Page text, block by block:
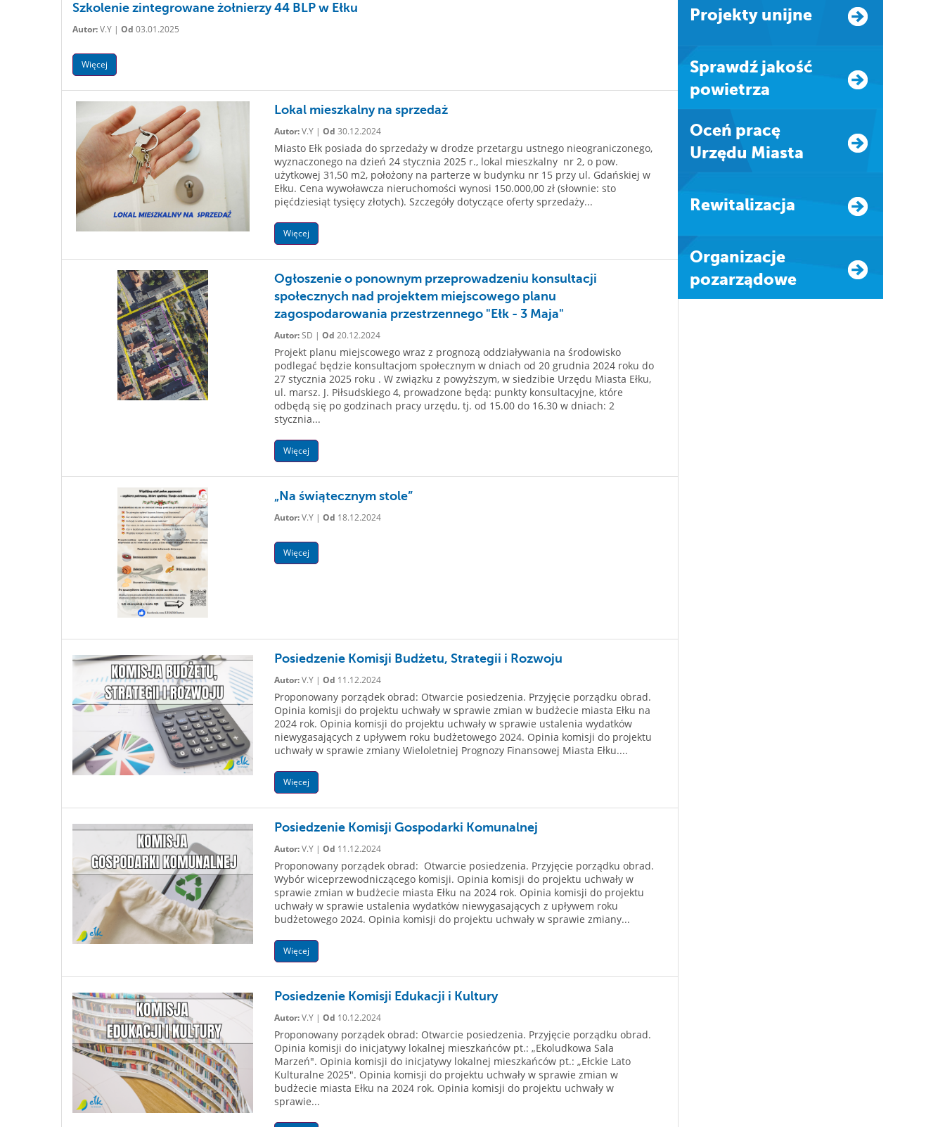
Szkolenie zintegrowane żołnierzy 44 BLP w Ełku
Autor:V.Y | Od 03.01.2025
Więcej
Lokal mieszkalny na sprzedaż
Autor:V.Y | Od 30.12.2024
Miasto Ełk posiada do sprzedaży w drodze przetargu ustnego nieograniczonego,
wyznaczonego na dzień 24 stycznia 2025 r., lokal mieszkalny nr 2, o pow.
użytkowej 31,50 m2, położony na parterze w budynku nr 15 przy ul. Gdańskiej w
Ełku. Cena wywoławcza nieruchomości wynosi 150.000,00 zł (słownie: sto
pięćdziesiąt tysięcy złotych). Szczegóły dotyczące oferty sprzedaży...
Więcej
Ogłoszenie o ponownym przeprowadzeniu konsultacji
społecznych nad projektem miejscowego planu
zagospodarowania przestrzennego "Ełk - 3 Maja"
Autor:SD | Od 20.12.2024
Projekt planu miejscowego wraz z prognozą oddziaływania na środowisko
podlegać będzie konsultacjom społecznym w dniach od 20 grudnia 2024 roku do
27 stycznia 2025 roku . W związku z powyższym, w siedzibie Urzędu Miasta Ełku,
ul. marsz. J. Piłsudskiego 4, prowadzone będą: punkty konsultacyjne, które
odbędą się po godzinach pracy urzędu, tj. od 15.00 do 16.30 w dniach: 2
stycznia...
Więcej
„Na świątecznym stole”
Autor:V.Y | Od 18.12.2024
Więcej
Posiedzenie Komisji Budżetu, Strategii i Rozwoju
Autor:V.Y | Od 11.12.2024
Proponowany porządek obrad: Otwarcie posiedzenia. Przyjęcie porządku obrad.
Opinia komisji do projektu uchwały w sprawie zmian w budżecie miasta Ełku na
2024 rok. Opinia komisji do projektu uchwały w sprawie ustalenia wydatków
niewygasających z upływem roku budżetowego 2024. Opinia komisji do projektu
uchwały w sprawie zmiany Wieloletniej Prognozy Finansowej Miasta Ełku....
Więcej
Posiedzenie Komisji Gospodarki Komunalnej
Autor:V.Y | Od 11.12.2024
Proponowany porządek obrad: Otwarcie posiedzenia. Przyjęcie porządku obrad.
Wybór wiceprzewodniczącego komisji. Opinia komisji do projektu uchwały w
sprawie zmian w budżecie miasta Ełku na 2024 rok. Opinia komisji do projektu
uchwały w sprawie ustalenia wydatków niewygasających z upływem roku
budżetowego 2024. Opinia komisji do projektu uchwały w sprawie zmiany...
Więcej
Posiedzenie Komisji Edukacji i Kultury
Autor:V.Y | Od 10.12.2024
Proponowany porządek obrad: Otwarcie posiedzenia. Przyjęcie porządku obrad.
Opinia komisji do inicjatywy lokalnej mieszkańców pt.: „Ekoludkowa Sala
Marzeń". Opinia komisji do inicjatywy lokalnej mieszkańców pt.: „Ełckie Lato
Kulturalne 2025". Opinia komisji do projektu uchwały w sprawie zmian w
budżecie miasta Ełku na 2024 rok. Opinia komisji do projektu uchwały w
sprawie...
Projekty unijne
Sprawdź jakość
powietrza
Oceń pracę
Urzędu Miasta
Rewitalizacja
Organizacje
pozarządowe